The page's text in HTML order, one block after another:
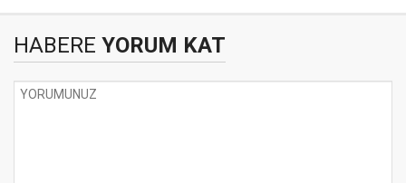
HABERE YORUM KAT